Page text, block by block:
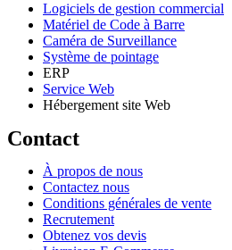
Logiciels de gestion commercial
Matériel de Code à Barre
Caméra de Surveillance
Système de pointage
ERP
Service Web
Hébergement site Web
Contact
À propos de nous
Contactez nous
Conditions générales de vente
Recrutement
Obtenez vos devis